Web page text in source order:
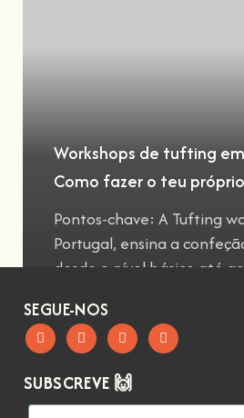
Workshops de tufting
Como fazer o teu
Pontos-chave: A Tufting
Portugal, ensina a
desde o nível básico até
SEGUE-NOS
SUBSCREVE 🙌